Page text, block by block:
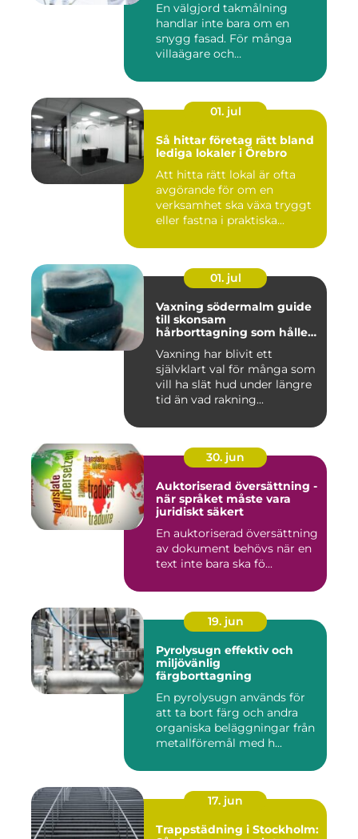
En välgjord takmålning
handlar inte bara om en
snygg fasad. För många
villaägare och
01. jul
Så hittar företag rätt bland
lediga lokaler i Örebro
Att hitta rätt lokal är ofta
avgörande för om en
verksamhet ska växa tryggt
eller fastna i praktiska...
01. jul
Vaxning södermalm guide
till skonsam
hårborttagning som håller
Vaxning har blivit ett
självklart val för många som
vill ha slät hud under längre
tid än vad rakning...
30. jun
Auktoriserad översättning -
när språket måste vara
juridiskt säkert
En auktoriserad översättning
av dokument behövs när en
text inte bara ska fö...
19. jun
Pyrolysugn effektiv och
miljövänlig
färgborttagning
En pyrolysugn används för
att ta bort färg och andra
organiska beläggningar från
metallföremål med h...
17. jun
Trappstädning i Stockholm: